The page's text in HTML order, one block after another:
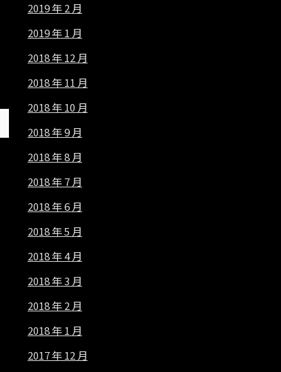
2019 年 2 月
2019 年 1 月
2018 年 12 月
2018 年 11 月
2018 年 10 月
2018 年 9 月
2018 年 8 月
2018 年 7 月
2018 年 6 月
2018 年 5 月
2018 年 4 月
2018 年 3 月
2018 年 2 月
2018 年 1 月
2017 年 12 月